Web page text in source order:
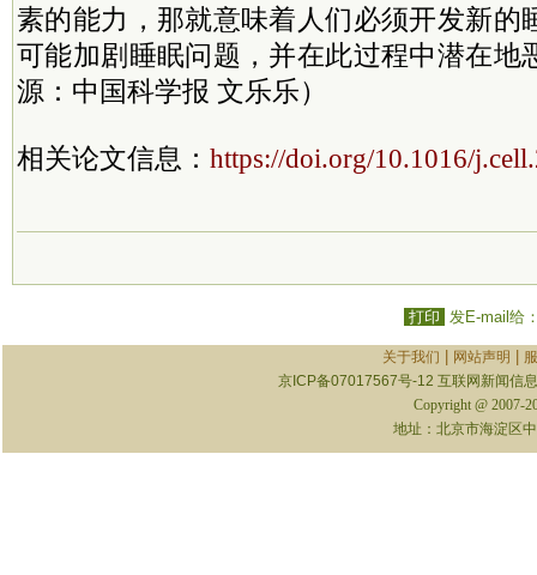
素的能力，那就意味着人们必须开发新的
可能加剧睡眠问题，并在此过程中潜在地
源：中国科学报 文乐乐）
相关论文信息： https://doi.org/10.1016/
打印 发E-mail给
关于我们 网站声明
京ICP备07017567号-12 互联网新闻信
Copyright @ 2007-
地址：北京市海淀区